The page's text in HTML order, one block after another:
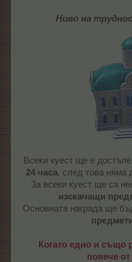
Ниво на
Всеки куест ще е
24 часа, след това няма
За всеки куест ще са
изскачащи
Основната награда ще
Когато едно и също
повече от